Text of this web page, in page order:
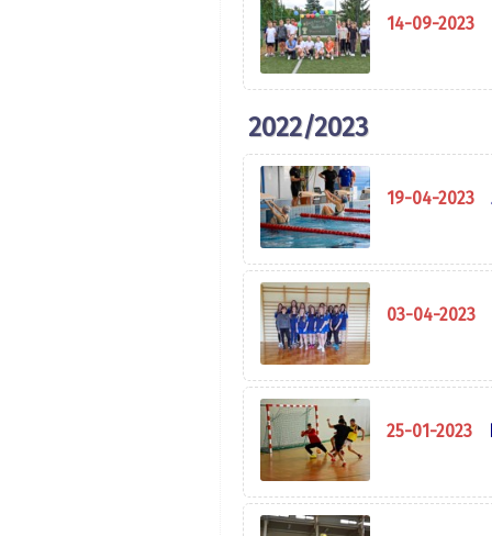
14-09-2023
2022/2023
19-04-2023
03-04-2023
25-01-2023